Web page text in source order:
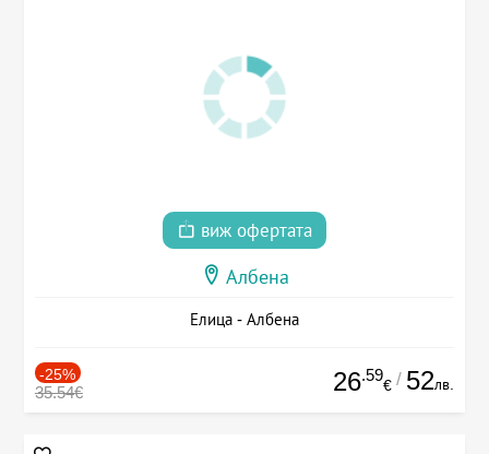
виж офертата
Албена
Елица - Албена
-25%
35.54€ 26.59
€ / 52лв.